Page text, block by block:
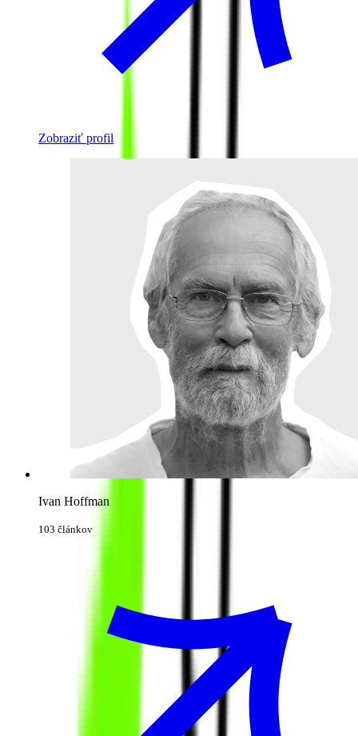
Zobraziť profil
Ivan Hoffman
103 článkov